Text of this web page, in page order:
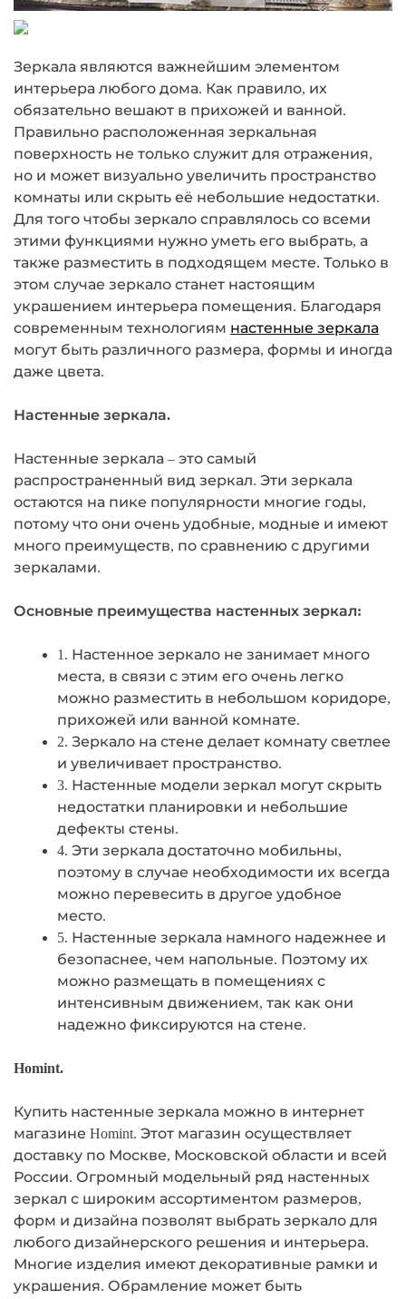
Зеркала являются важнейшим элементом
интерьера любого дома. Как правило, их
обязательно вешают в прихожей и ванной.
Правильно расположенная зеркальная
поверхность не только служит для отражения,
но и может визуально увеличить пространство
комнаты или скрыть её небольшие недостатки.
Для того чтобы зеркало справлялось со всеми
этими функциями нужно уметь его выбрать, а
также разместить в подходящем месте. Только в
этом случае зеркало станет настоящим
украшением интерьера помещения. Благодаря
современным технологиям настенные зеркала
могут быть различного размера, формы и иногда
даже цвета.
Настенные зеркала.
Настенные зеркала – это самый
распространенный вид зеркал. Эти зеркала
остаются на пике популярности многие годы,
потому что они очень удобные, модные и имеют
много преимуществ, по сравнению с другими
зеркалами.
Основные преимущества настенных зеркал:
1. Настенное зеркало не занимает много
места, в связи с этим его очень легко
можно разместить в небольшом коридоре,
прихожей или ванной комнате.
2. Зеркало на стене делает комнату светлее
и увеличивает пространство.
3. Настенные модели зеркал могут скрыть
недостатки планировки и небольшие
дефекты стены.
4. Эти зеркала достаточно мобильны,
поэтому в случае необходимости их всегда
можно перевесить в другое удобное
место.
5. Настенные зеркала намного надежнее и
безопаснее, чем напольные. Поэтому их
можно размещать в помещениях с
интенсивным движением, так как они
надежно фиксируются на стене.
Homint.
Купить настенные зеркала можно в интернет
магазине Homint. Этот магазин осуществляет
доставку по Москве, Московской области и всей
России. Огромный модельный ряд настенных
зеркал с широким ассортиментом размеров,
форм и дизайна позволят выбрать зеркало для
любого дизайнерского решения и интерьера.
Многие изделия имеют декоративные рамки и
украшения. Обрамление может быть